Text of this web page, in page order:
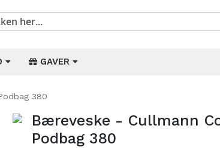
GAVER
380
Bæreveske - Cullmann
Podbag 380
Gå
begynnelsen